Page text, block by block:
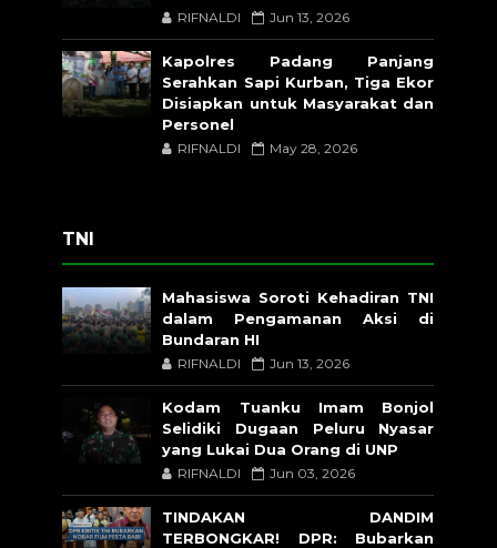
RIFNALDI Jun 13, 2026
Kapolres Padang Panjang
Serahkan Sapi Kurban, Tiga Ekor
Disiapkan untuk Masyarakat dan
Personel
RIFNALDI May 28, 2026
TNI
Mahasiswa Soroti Kehadiran TNI
dalam Pengamanan Aksi di
Bundaran HI
RIFNALDI Jun 13, 2026
Kodam Tuanku Imam Bonjol
Selidiki Dugaan Peluru Nyasar
yang Lukai Dua Orang di UNP
RIFNALDI Jun 03, 2026
TINDAKAN DANDIM
TERBONGKAR! DPR: Bubarkan